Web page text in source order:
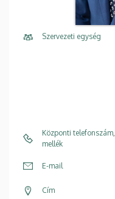
Szervezeti egység
Központi telefonszám,
mellék
E-mail
Cím